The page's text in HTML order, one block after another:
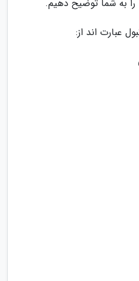
به شما توضیح دهیم.
عبارت اند از: